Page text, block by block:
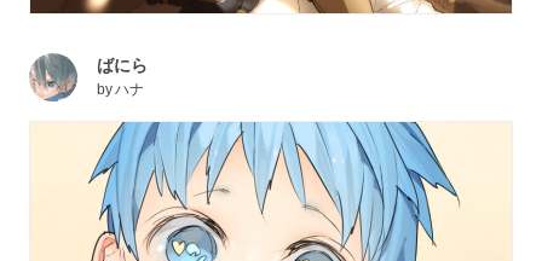
ばにら
byハナ